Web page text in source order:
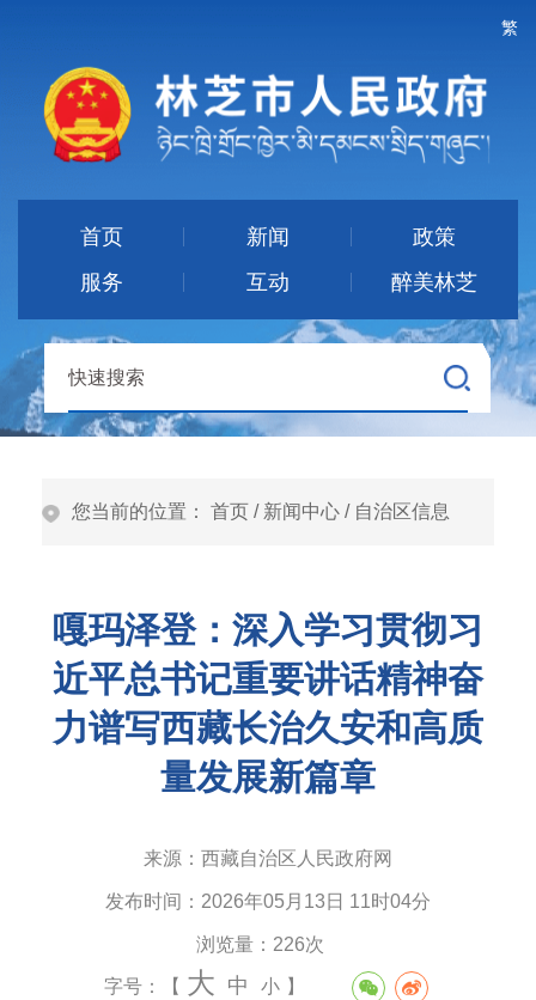
繁
首页 新闻
政策
服务
互动 醉美林芝
您当前的位置： 首页 / 新闻中心 / 自治区信息
嘎玛泽登：深入学习贯彻习
近平总书记重要讲话精神奋
力谱写西藏长治久安和高质
量发展新篇章
来源： 西藏自治区人民政府网
发布时间： 2026年05月13日 11时04分
浏览量： 226次
字号：【 大 中 小 】